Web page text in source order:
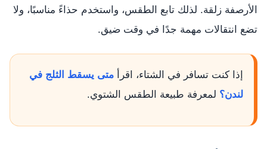
الأرصفة زلقة. لذلك تابع الطقس، واستخدم حذاءً مناسبًا، ولا
تضع انتقالات مهمة جدًا في وقت ضيق.
إذا كنت تسافر في الشتاء، اقرأ متى يسقط الثلج في
لندن؟ لمعرفة طبيعة الطقس الشتوي.